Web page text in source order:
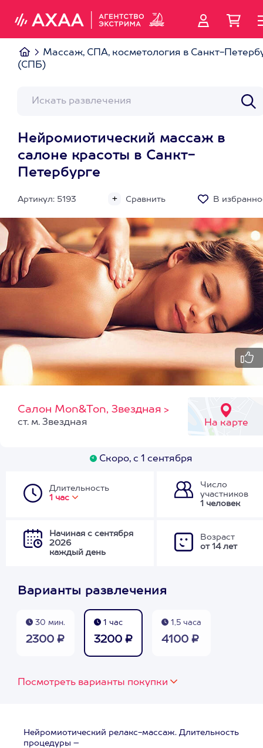
Массаж, СПА, косметология в Санкт-
(СПБ)
Нейромиотический массаж в
салоне красоты в Санкт-
Петербурге
Артикул: 5193 Сравнить В
Салон Mon&Ton, Звездная >
На карте
ст. м. Звездная
Скоро, с 1 сентября
Длительность
1 час
Число
участников
1 человек
Начиная с сентября
2026
каждый день
Возраст
от 14 лет
Варианты развлечения
30 мин.
2300 ₽
1 час
3200 ₽
1,5 часа
4100 ₽
Посмотреть варианты покупки
Нейромиотический релакс-массаж. Длительность
процедуры –